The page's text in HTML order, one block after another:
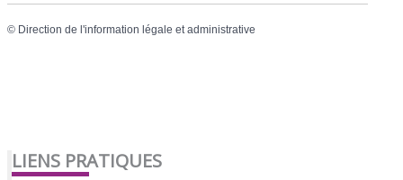
© Direction de l'information légale et administrative
LIENS PRATIQUES